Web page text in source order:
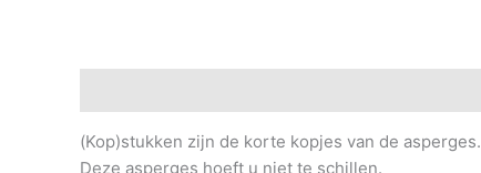
(Kop)stukken zijn de korte kopjes van de asperges.
Deze asperges hoeft u niet te schillen.